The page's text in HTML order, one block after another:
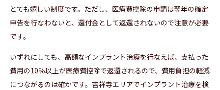
とても嬉しい制度です。ただし、医療費控除の申請は翌年の確定
申告を行なわないと、還付金として返還されないので注意が必要
です。
いずれにしても、高額なインプラント治療を行なえば、支払った
費用の10％以上が医療費控除で返還されるので、費用負担の軽減
につながるのは確かです。吉祥寺エリアでインプラント治療を検